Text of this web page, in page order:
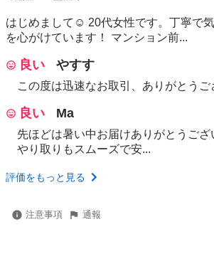
はじめまして☺︎ 20代女性です。丁寧で気
を心がけています！ マンション前...
良い やすす
この度は迅速なお取引、ありがとうご
良い Ma
先ほどは暑い中お届けありがとうござ
やり取りもスムーズで安...
評価をもっと見る
注意事項 通報